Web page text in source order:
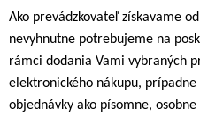
Ako prevádzkovateľ získavame
nevyhnutne potrebujeme na
rámci dodania Vami vybraných
elektronického nákupu,
objednávky ako písomne,